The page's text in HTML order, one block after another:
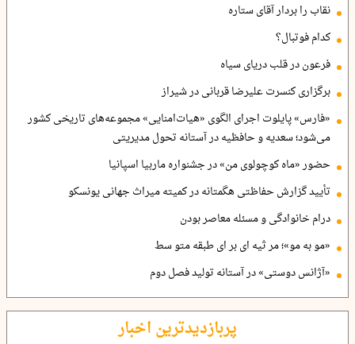
نقاب را بردار آقای ستاره
کدام فوتبال؟
فرعون در قلب دریای سیاه
برگزاری کنسرت علیرضا قربانی در شیراز
«فارس» پایلوت اجرای الگوی «هیات‌امنایی» مجموعه‌های تاریخی کشور
می‌شود؛ سعدیه و حافظیه در آستانه تحول مدیریتی
حضور «ماه کوچولوی من» در جشنواره ماربیا اسپانیا
تأیید گزارش حفاظتی هگمتانه در کمیته میراث جهانی یونسکو
درام خانوادگی و مسئله معاصر بودن
«مو به مو»؛ مر ثیه ای بر ای طبقه متو سط
«آژانس دوستی» در آستانه تولید فصل دوم
پربازدیدترین اخبار